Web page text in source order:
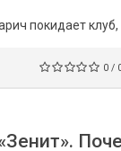
покидает
0 /